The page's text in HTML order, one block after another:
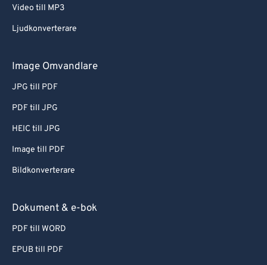
Video till MP3
Ljudkonverterare
Image Omvandlare
JPG till PDF
PDF till JPG
HEIC till JPG
Image till PDF
Bildkonverterare
Dokument & e-bok
PDF till WORD
EPUB till PDF